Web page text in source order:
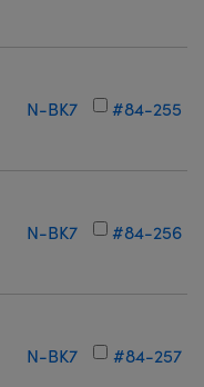
N-BK7 #84-255
N-BK7 #84-256
N-BK7 #84-257